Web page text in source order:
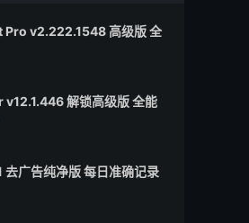
Pro v2.222.1548 高级版 全
解锁高级版 全能
去广告纯净版 每日准确记录